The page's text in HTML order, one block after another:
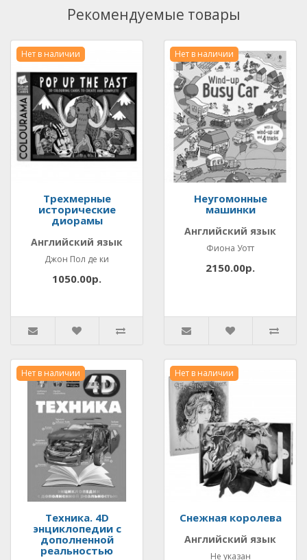
Рекомендуемые товары
Нет в наличии
Трехмерные
исторические
диорамы
Английский язык
Джон Пол де ки
1050.00р.
Нет в наличии
Неугомонные
машинки
Английский язык
Фиона Уотт
2150.00р.
Нет в наличии
Техника. 4D
энциклопедии с
дополненной
реальностью
Нет в наличии
Снежная королева
Английский язык
Не указан